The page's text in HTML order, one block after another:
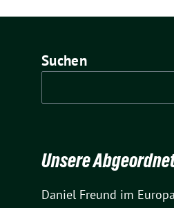
Suchen
Unsere
Daniel Freund im